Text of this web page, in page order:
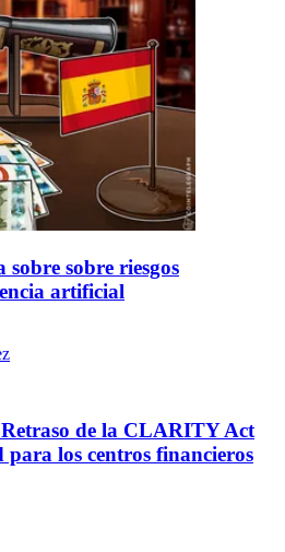
sobre riesgos
artificial
de la CLARITY Act
los centros financieros